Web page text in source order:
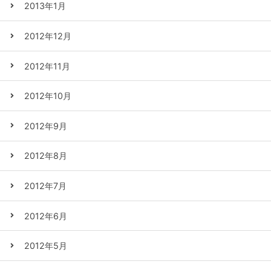
2013年1月
2012年12月
2012年11月
2012年10月
2012年9月
2012年8月
2012年7月
2012年6月
2012年5月